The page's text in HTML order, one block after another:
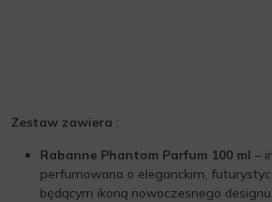
Zestaw zawiera :
Rabanne Phantom Parfum 100 ml –
perfumowana o eleganckim,
będącym ikoną nowoczesnego designu